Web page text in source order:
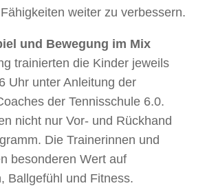
weiter zu verbessern.
und Bewegung im Mix
trainierten die Kinder jeweils
Uhr unter Anleitung der
der Tennisschule 6.0.
nicht nur Vor- und Rückhand
Die Trainerinnen und
besonderen Wert auf
Ballgefühl und Fitness.